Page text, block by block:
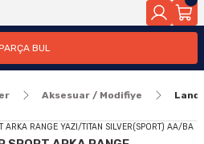
BUL
Aksesuar / Modifiye Land